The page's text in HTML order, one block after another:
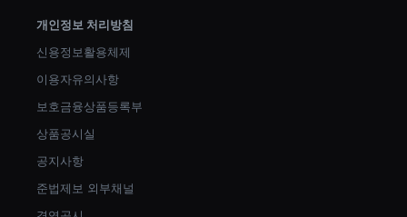
개인정보 처리방침
신용정보활용체제
이용자유의사항
보호금융상품등록부
상품공시실
공지사항
준법제보 외부채널